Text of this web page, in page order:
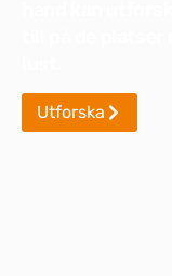
Utforska